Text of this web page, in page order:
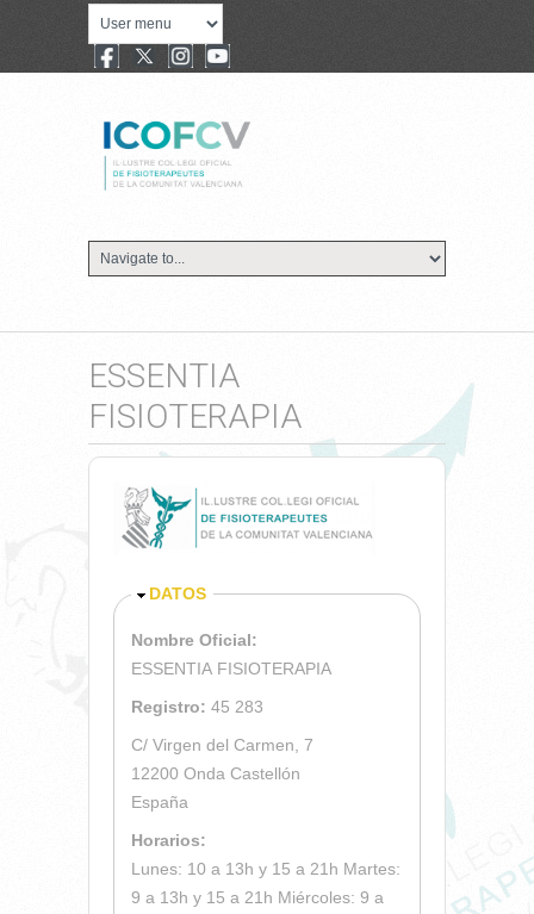
ESSENTIA
FISIOTERAPIA
OCULTAR
DATOS
Nombre Oficial:
ESSENTIA FISIOTERAPIA
Registro: 45 283
C/ Virgen del Carmen, 7
12200 Onda Castellón
España
Horarios:
Lunes: 10 a 13h y 15 a 21h Martes:
9 a 13h y 15 a 21h Miércoles: 9 a